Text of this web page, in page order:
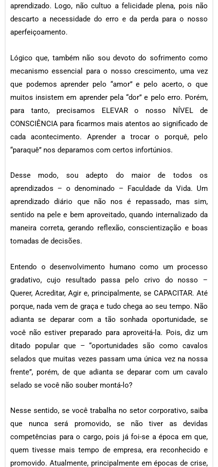
aprendizado. Logo, não cultuo a felicidade plena, pois não
descarto a necessidade do erro e da perda para o nosso
aperfeiçoamento.
Lógico que, também não sou devoto do sofrimento como
mecanismo essencial para o nosso crescimento, uma vez
que podemos aprender pelo “amor” e pelo acerto, o que
muitos insistem em aprender pela “dor” e pelo erro. Porém,
para tanto, precisamos ELEVAR o nosso NÍVEL de
CONSCIÊNCIA para ficarmos mais atentos ao significado de
cada acontecimento. Aprender a trocar o porquê, pelo
“paraquê” nos deparamos com certos infortúnios.
Desse modo, sou adepto do maior de todos os
aprendizados – o denominado – Faculdade da Vida. Um
aprendizado diário que não nos é repassado, mas sim,
sentido na pele e bem aproveitado, quando internalizado da
maneira correta, gerando reflexão, conscientização e boas
tomadas de decisões.
Entendo o desenvolvimento humano como um processo
gradativo, cujo resultado passa pelo crivo do nosso –
Querer, Acreditar, Agir e, principalmente, se CAPACITAR. Até
porque, nada vem de graça e tudo chega ao seu tempo. Não
adianta se deparar com a tão sonhada oportunidade, se
você não estiver preparado para aproveitá-la. Pois, diz um
ditado popular que – “oportunidades são como cavalos
selados que muitas vezes passam uma única vez na nossa
frente”, porém, de que adianta se deparar com um cavalo
selado se você não souber montá-lo?
Nesse sentido, se você trabalha no setor corporativo, saiba
que nunca será promovido, se não tiver as devidas
competências para o cargo, pois já foi-se a época em que,
quem tivesse mais tempo de empresa, era reconhecido e
promovido. Atualmente, principalmente em épocas de crise,